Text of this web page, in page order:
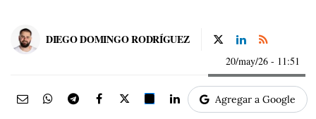
DIEGO DOMINGO RODRÍGUEZ
20/may/26 - 11:51
Agregar a Google